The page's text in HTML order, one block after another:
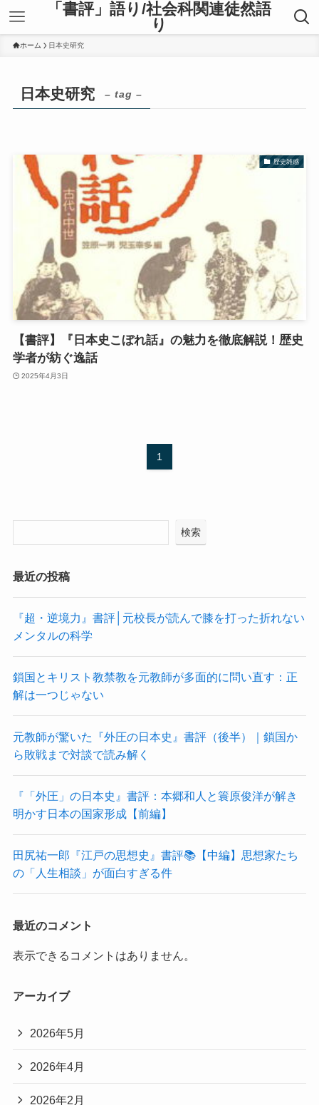
「書評」語り/社会科関連徒然語
り
ホーム 日本史研究
日本史研究 – tag –
歴史雑感
【書評】『日本史こぼれ話』の魅力を徹底解説！歴史
学者が紡ぐ逸話
2025年4月3日
1
検索
最近の投稿
『超・逆境力』書評│元校長が読んで膝を打った折れない
メンタルの科学
鎖国とキリスト教禁教を元教師が多面的に問い直す：正
解は一つじゃない
元教師が驚いた『外圧の日本史』書評（後半）｜鎖国か
ら敗戦まで対談で読み解く
『「外圧」の日本史』書評：本郷和人と簑原俊洋が解き
明かす日本の国家形成【前編】
田尻祐一郎『江戸の思想史』書評📚【中編】思想家たち
の「人生相談」が面白すぎる件
最近のコメント
表示できるコメントはありません。
アーカイブ
2026年5月
2026年4月
2026年2月